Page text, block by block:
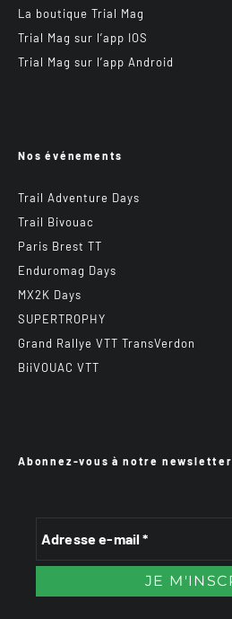
La boutique Trial Mag
Trial Mag sur l’app IOS
Trial Mag sur l’app Android
Nos événements
Trail Adventure Days
Trail Bivouac
Paris Brest TT
Enduromag Days
MX2K Days
SUPERTROPHY
Grand Rallye VTT TransVerdon
BiiVOUAC VTT
Abonnez-vous à notre newsletter